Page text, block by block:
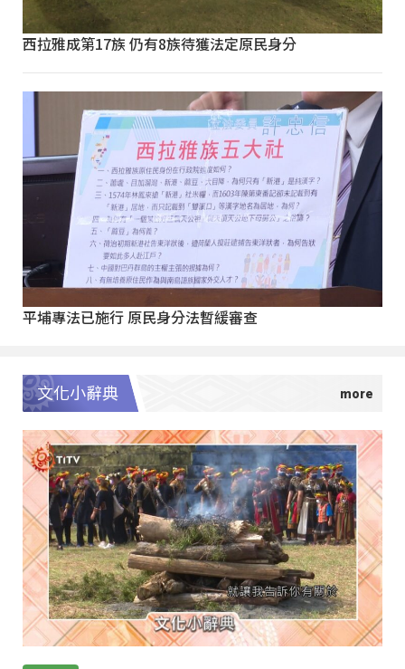
西拉雅成第17族 仍有8族待獲法定原民身分
平埔專法已施行 原民身分法暫緩審查
文化小辭典